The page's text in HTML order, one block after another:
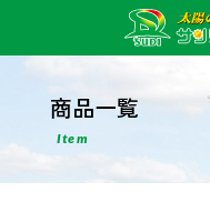
商品一覧
Item